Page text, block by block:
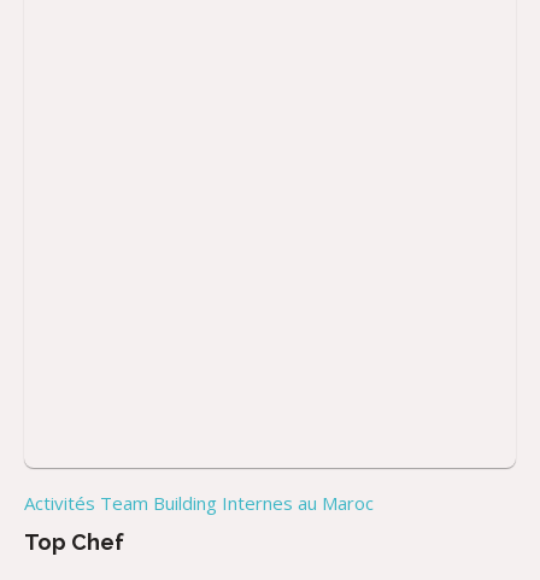
Activités Team Building Internes au Maroc
Top Chef